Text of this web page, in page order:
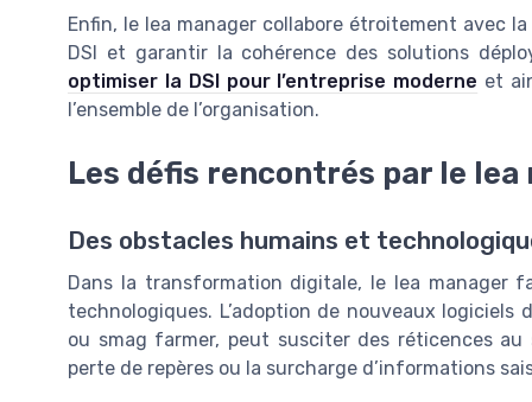
Enfin, le lea manager collabore étroitement avec
DSI et garantir la cohérence des solutions
optimiser la DSI pour l’entreprise moderne et
l’ensemble de l’organisation.
Les défis rencontrés par le
Des obstacles humains et
Dans la transformation digitale, le lea manager
technologiques. L’adoption de nouveaux logiciels
ou smag farmer, peut susciter des réticences
perte de repères ou la surcharge d’informations